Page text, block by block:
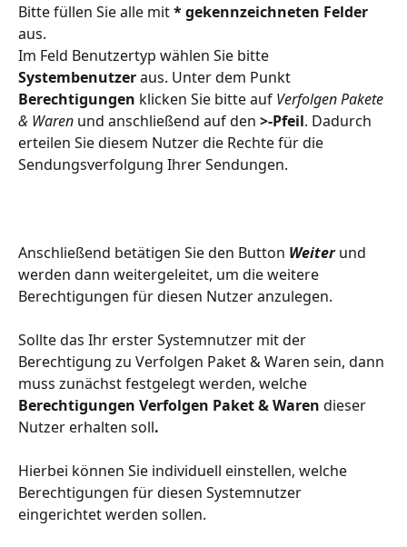
Bitte füllen Sie alle mit * gekennzeichneten Felder
aus.
Im Feld Benutzertyp wählen Sie bitte
Systembenutzer aus. Unter dem Punkt
Berechtigungen klicken Sie bitte auf Verfolgen Pakete
& Waren und anschließend auf den >-Pfeil. Dadurch
erteilen Sie diesem Nutzer die Rechte für die
Sendungsverfolgung Ihrer Sendungen.
Anschließend betätigen Sie den Button Weiter und
werden dann weitergeleitet, um die weitere
Berechtigungen für diesen Nutzer anzulegen.
Sollte das Ihr erster Systemnutzer mit der
Berechtigung zu Verfolgen Paket & Waren sein, dann
muss zunächst festgelegt werden, welche
Berechtigungen Verfolgen Paket & Waren dieser
Nutzer erhalten soll.
Hierbei können Sie individuell einstellen, welche
Berechtigungen für diesen Systemnutzer
eingerichtet werden sollen.